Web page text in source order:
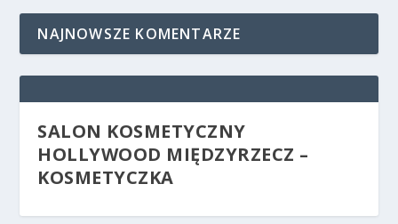
NAJNOWSZE KOMENTARZE
SALON KOSMETYCZNY
HOLLYWOOD MIĘDZYRZECZ –
KOSMETYCZKA